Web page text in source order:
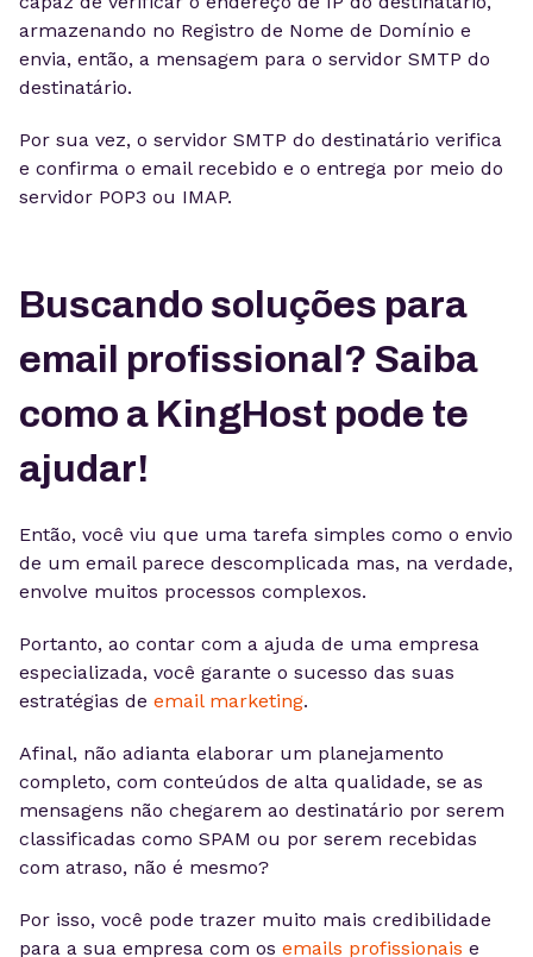
armazenando no Registro de Nome de Domínio e
envia, então, a mensagem para o servidor SMTP do
destinatário.
Por sua vez, o servidor SMTP do destinatário verifica
e confirma o email recebido e o entrega por meio do
servidor POP3 ou IMAP.
Buscando soluções para
email profissional? Saiba
como a KingHost pode te
ajudar!
Então, você viu que uma tarefa simples como o envio
de um email parece descomplicada mas, na verdade,
envolve muitos processos complexos.
Portanto, ao contar com a ajuda de uma empresa
especializada, você garante o sucesso das suas
estratégias de email marketing.
Afinal, não adianta elaborar um planejamento
completo, com conteúdos de alta qualidade, se as
mensagens não chegarem ao destinatário por serem
classificadas como SPAM ou por serem recebidas
com atraso, não é mesmo?
Por isso, você pode trazer muito mais credibilidade
para a sua empresa com os emails profissionais e